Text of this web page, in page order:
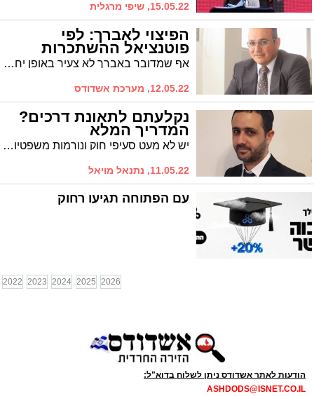
15.05.22, שיפי מרגלית
הפיצוי לאברך: לפי
פוטנציאל ההשתכרות
אף שמדובר באברך לא צעיר באופן יחסי, בית המשפט פסק כי יש לחשב את דמי הפיצויים לאברך לפי כושר עבודה ממוצע במשק
12.05.22, מערכת אשדודס
נקלעתם לתאונת דרכים?
המדריך המלא
יש לא מעט סעיפי חוק ונורמות משפטיות שנוצרו בפסיקת בתי המשפט המורים לנו כיצד עלינו לפעול במידה ואנו מעורבים, חלילה, בתאונת דרכים או נתקלים בתאונה שכזאת. המדריך המלא
11.05.22, נתנאל מויאל
עם הפתוחה תגיעו רחוק
2022 2023 2024 2025 2026
הודעות לאתר אשדודס ניתן לשלוח בדוא"ל:
ASHDODS@ISNET.CO.IL